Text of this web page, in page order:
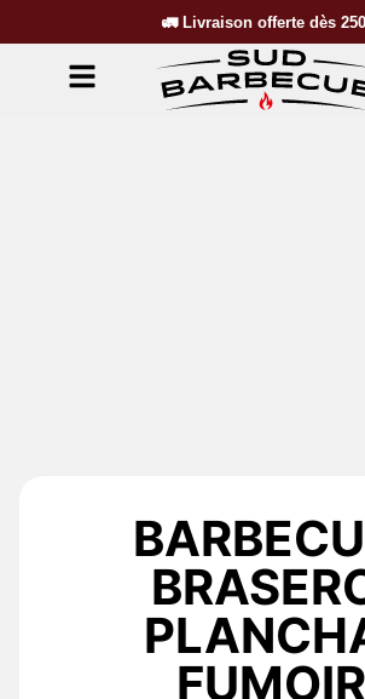
🚛 Livraison offerte dès
FUMOIR